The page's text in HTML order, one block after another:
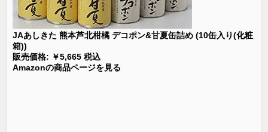
JAあしきた 熊本芦北柑橘 デコポン&甘夏缶詰め (10缶入り(化粧
箱))
販売価格: ￥5,665 税込
Amazonの商品ページを見る